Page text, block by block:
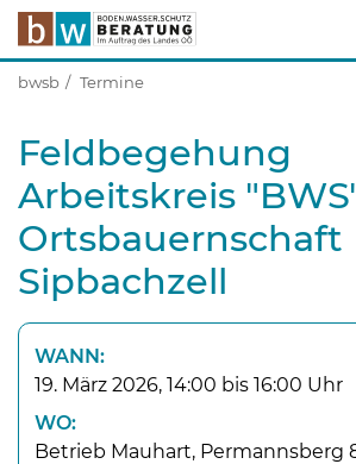
bwsb Termine
Feldbegehung
Arbeitskreis
Ortsbauernschaft
Sipbachzell
WANN:
19. März 2026, 14:00 bis 16:00 Uhr
WO:
Betrieb Mauhart, Permannsberg